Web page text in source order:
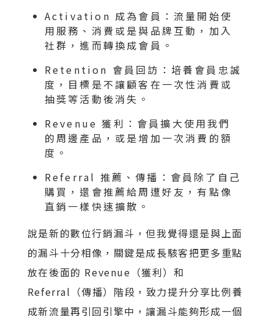
Activation 成為會員：流量開始使
用服務、消費或是與品牌互動，加入
社群，進而轉換成會員。
Retention 會員回訪：培養會員忠誠
度，目標是不讓顧客在一次性消費或
抽獎等活動後消失。
Revenue 獲利：會員擴大使用我們
的周邊產品，或是增加一次消費的額
度。
Referral 推薦、傳播：會員除了自己
購買，還會推薦給周遭好友，有點像
直銷一樣快速擴散。
說是新的數位行銷漏斗，但我覺得還是與上面
的漏斗十分相像，關鍵是成長駭客把更多重點
放在後面的 Revenue（獲利）和
Referral（傳播）階段，致力提升分享比例養
成新流量再引回引擎中，讓漏斗能夠形成一個